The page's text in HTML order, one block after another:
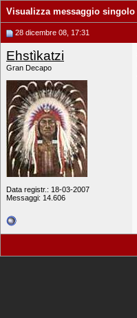
Visualizza messaggio singolo
28 dicembre 08, 17:31
Ehstìkatzi
Gran Decapo
Data registr.: 18-03-2007
Messaggi: 14.606